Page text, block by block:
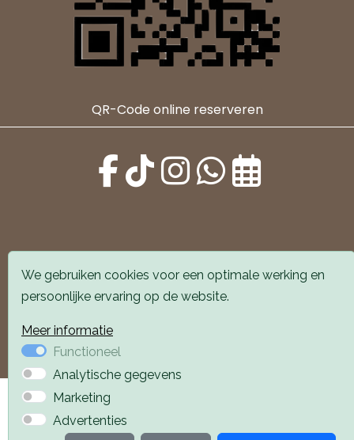
QR-Code online reserveren
Alle locaties zijn goed bereikbaar met auto en
openbaar vervoer. Er is parkeergelegenheid voor de
Privacyverklaring
We gebruiken cookies voor een optimale werking en
persoonlijke ervaring op de website.
Meer informatie
Functioneel
Analytische gegevens
Marketing
Advertenties